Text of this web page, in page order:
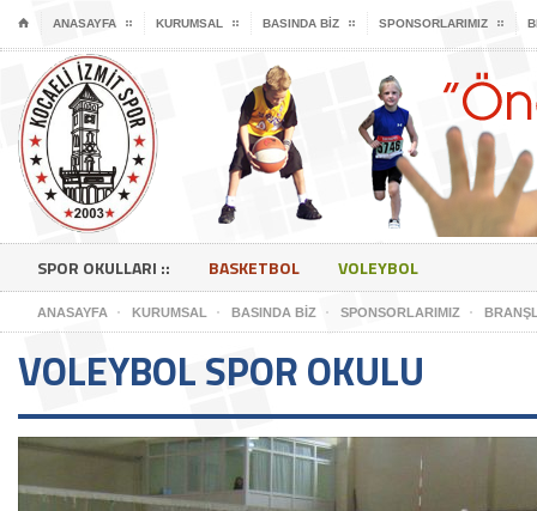
⌂ ANASAYFA KURUMSAL BASINDA BIZ SPONSORLARIMIZ
SPOR OKULLARI :: BASKETBOL VOLEYBOL
ANASAYFA KURUMSAL BASINDA BIZ SPONSORLARIMIZ
VOLEYBOL SPOR OKULU